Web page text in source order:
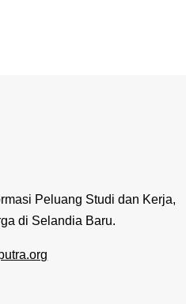
Peluang Studi dan Kerja,
di Selandia Baru.